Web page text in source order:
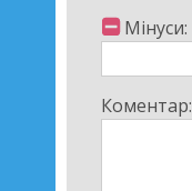
Мінуси:
Коментар: